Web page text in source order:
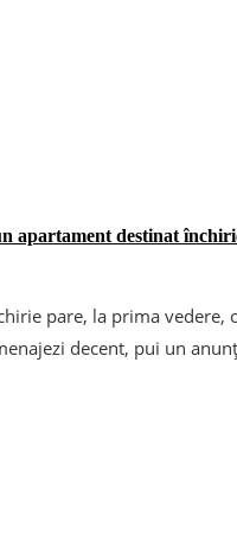
apartament destinat
pare, la prima vedere,
decent, pui un